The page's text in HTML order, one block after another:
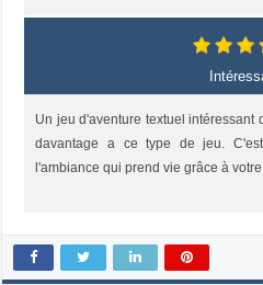
Un jeu d'aventure textuel intéressant
davantage a ce type de jeu.
l'ambiance qui prend vie grâce à votre